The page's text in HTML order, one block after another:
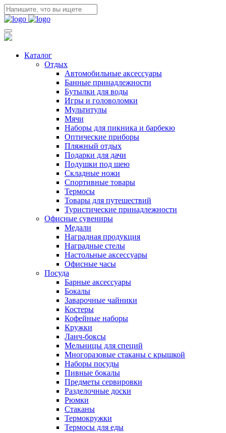
Каталог
Отдых
Автомобильные аксессуары
Банные принадлежности
Бутылки для воды
Игры и головоломки
Мультитулы
Мячи
Наборы для пикника и барбекю
Оптические приборы
Пляжный отдых
Подарки для дачи
Подушки под шею
Складные ножи
Спортивные товары
Термосы
Товары для путешествий
Туристические принадлежности
Офисные сувениры
Медали
Наградная продукция
Наградные стелы
Настольные аксессуары
Офисные часы
Посуда
Барные аксессуары
Бокалы
Заварочные чайники
Костеры
Кофейные наборы
Кружки
Ланч-боксы
Мельницы для специй
Многоразовые стаканы с крышкой
Наборы посуды
Пивные бокалы
Предметы сервировки
Разделочные доски
Рюмки
Стаканы
Термокружки
Термосы для еды